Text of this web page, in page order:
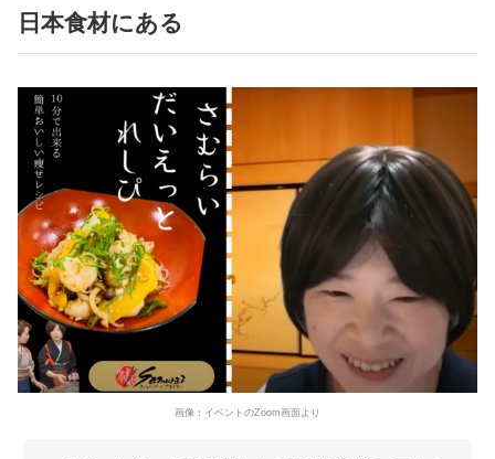
日本食材にある
画像：イベントのZoom画面より